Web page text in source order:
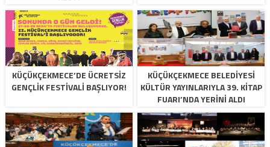
KÜÇÜKÇEKMECE’DE ÜCRETSİZ
GENÇLİK FESTİVALİ BAŞLIYOR!
KÜÇÜKÇEKMECE BELEDİYESİ
KÜLTÜR YAYINLARIYLA 39. KİTAP
FUARI’NDA YERİNİ ALDI